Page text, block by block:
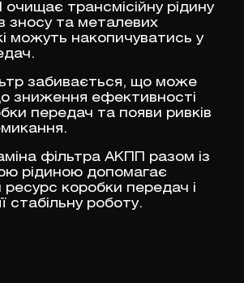
трансмісійну рідину
зносу та металевих
можуть накопичуватись у
забивається, що може
зниження ефективності
передач та появи ривків
фільтра АКПП разом із
рідиною допомагає
коробки передач і
стабільну роботу.